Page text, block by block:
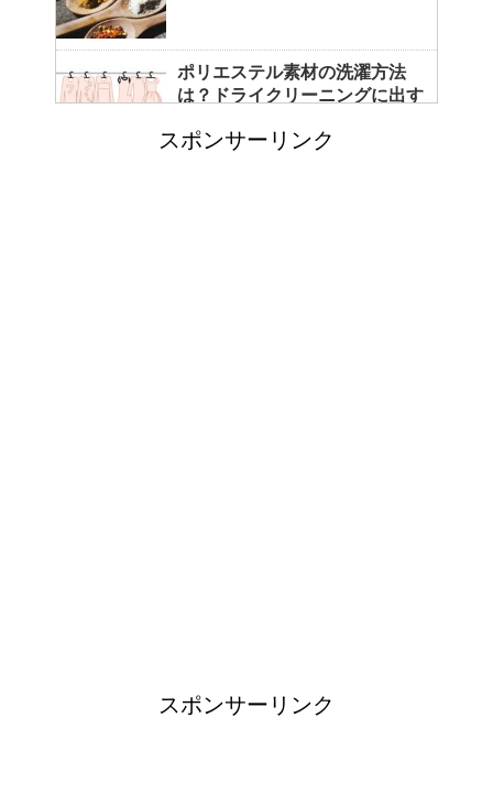
ポリエステル素材の洗濯方法
は？ドライクリーニングに出す
スポンサーリンク
スポンサーリンク